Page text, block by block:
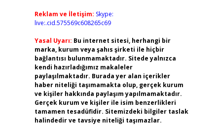
Reklam ve İletişim: Skype:
live:.cid.575569c608265c69
Yasal Uyarı: Bu internet sitesi, herhangi bir
marka, kurum veya şahıs şirketi ile hiçbir
bağlantısı bulunmamaktadır. Sitede yalnızca
kendi hazırladığımız makaleler
paylaşılmaktadır. Burada yer alan içerikler
haber niteliği taşımamakta olup, gerçek kurum
ve kişiler hakkında paylaşım yapılmamaktadır.
Gerçek kurum ve kişiler ile isim benzerlikleri
tamamen tesadüfidir. Sitemizdeki bilgiler taslak
halindedir ve tavsiye niteliği taşımazlar.